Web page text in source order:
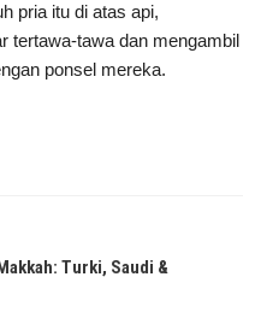
pria itu di atas api,
tertawa-tawa dan mengambil
ponsel mereka.
Turki, Saudi &